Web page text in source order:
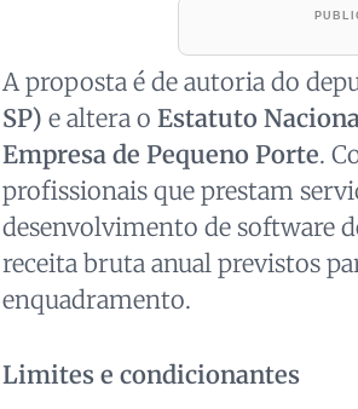
A proposta é de autoria do
SP) e altera o Estatuto
Empresa de Pequeno Porte.
profissionais que prestam
desenvolvimento de software
receita bruta anual previstos
enquadramento.
Limites e condicionantes